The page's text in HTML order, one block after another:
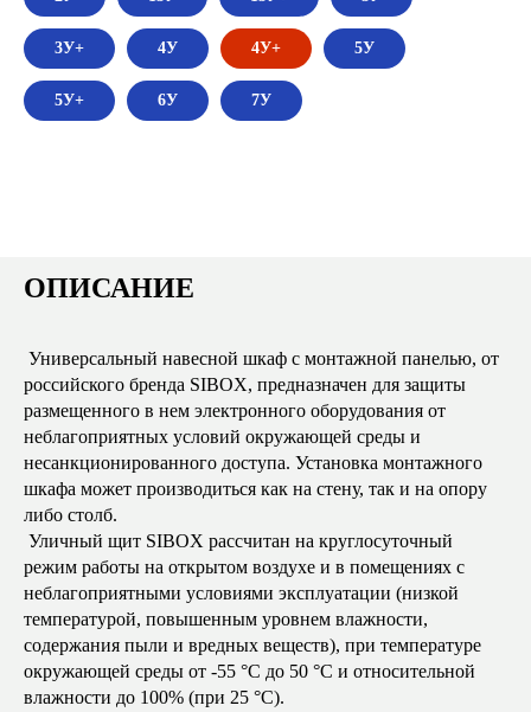
3У+ 4У 4У+ 5У
5У+ 6У 7У
ОПИСАНИЕ
Универсальный навесной шкаф с монтажной панелью, от
российского бренда SIBOX, предназначен для защиты
размещенного в нем электронного оборудования от
неблагоприятных условий окружающей среды и
несанкционированного доступа. Установка монтажного
шкафа может производиться как на стену, так и на опору
либо столб.
Уличный щит SIBOX рассчитан на круглосуточный
режим работы на открытом воздухе и в помещениях с
неблагоприятными условиями эксплуатации (низкой
температурой, повышенным уровнем влажности,
содержания пыли и вредных веществ), при температуре
окружающей среды от -55 °C до 50 °C и относительной
влажности до 100% (при 25 °C).